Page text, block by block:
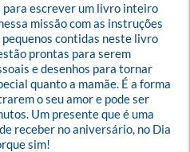
para escrever um livro inteiro
missão com as instruções
contidas neste livro
prontas para serem
e desenhos para tornar
quanto a mamãe. É a forma
o seu amor e pode ser
Um presente que é uma
receber no aniversário, no Dia
sim!